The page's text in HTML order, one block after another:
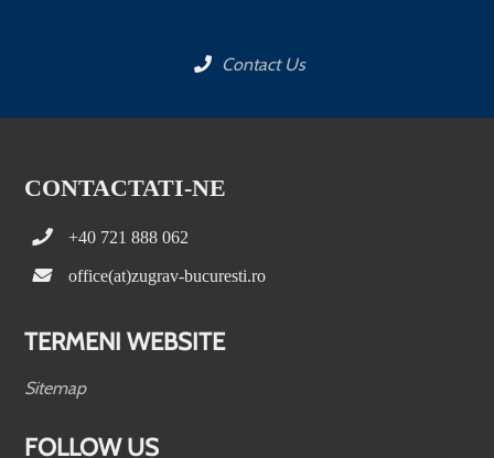
Contact Us
CONTACTATI-NE
+40 721 888 062
office(at)zugrav-bucuresti.ro
TERMENI WEBSITE
Sitemap
FOLLOW US